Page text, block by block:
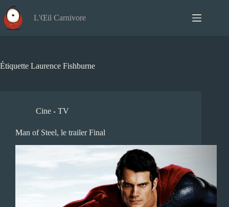
au
contenu
L'Œil Carnivore
Étiquette Laurence Fishburne
Cine - TV
Man of Steel, le trailer Final